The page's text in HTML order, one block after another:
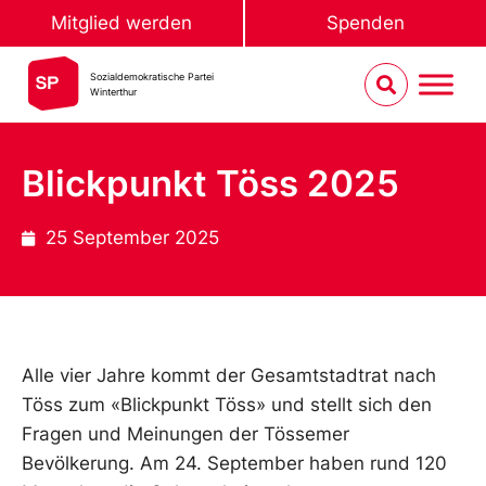
Mitglied werden Spenden
Sozialdemokratische Partei
Winterthur
Blickpunkt Töss 2025
25 September 2025
Alle vier Jahre kommt der Gesamtstadtrat nach
Töss zum «Blickpunkt Töss» und stellt sich den
Fragen und Meinungen der Tössemer
Bevölkerung. Am 24. September haben rund 120